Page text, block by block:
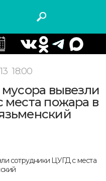
18:00
вывезли
пожара в